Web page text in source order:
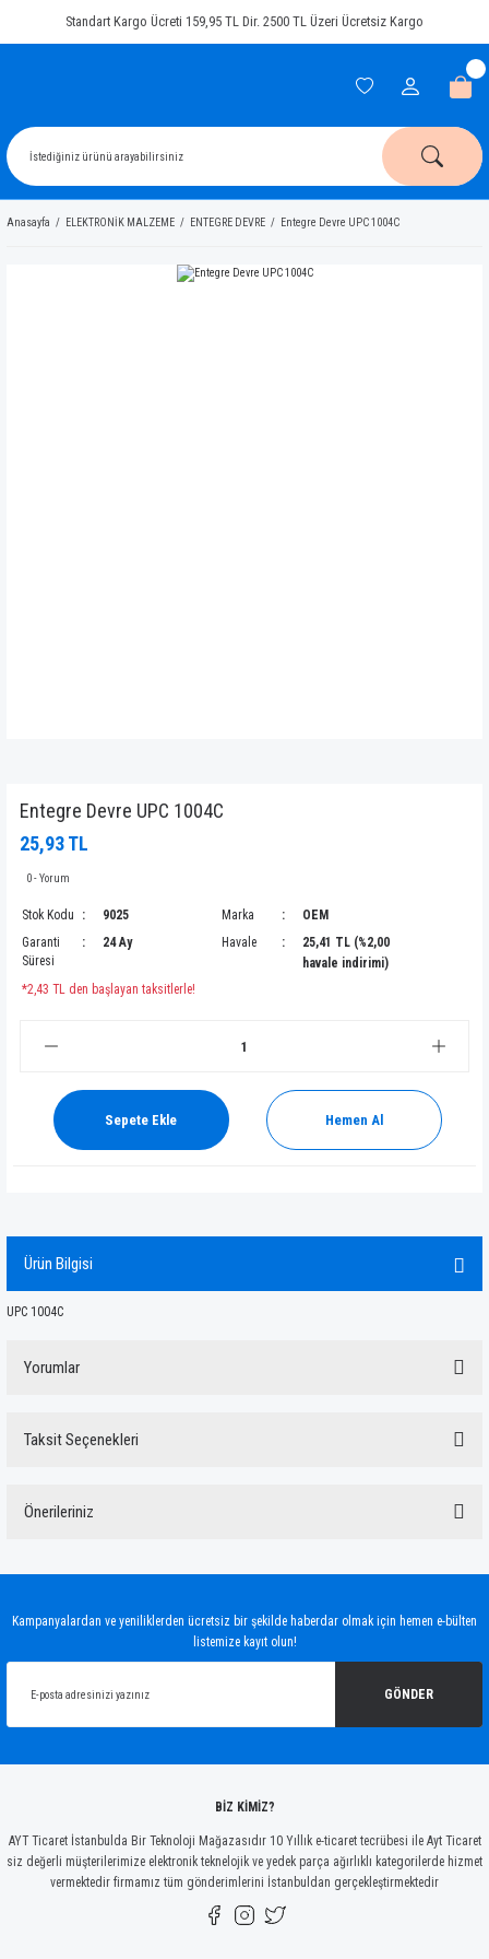
Standart Kargo Ücreti 159,95 TL Dir. 2500 TL Üzeri Ücretsiz Kargo
Anasayfa ELEKTRONİK MALZEME ENTEGRE DEVRE Entegre Devre UPC 1004C
Entegre Devre UPC 1004C
25,93 TL
0 - Yorum
Stok Kodu 9025 Marka
OEM
Garanti
Süresi
24 Ay Havale
25,41 TL (%2,00
havale indirimi)
*2,43 TL den başlayan taksitlerle!
Sepete Ekle Hemen Al
Ürün Bilgisi
UPC 1004C
Yorumlar
Taksit Seçenekleri
Önerileriniz
Ürün açıklamasında eksik bilgiler bulunuyor.
Gönder
Kampanyalardan ve yeniliklerden ücretsiz bir şekilde haberdar olmak için hemen e-bülten
listemize kayıt olun!
GÖNDER
BİZ KİMİZ?
AYT Ticaret İstanbulda Bir Teknoloji Mağazasıdır 10 Yıllık e-ticaret tecrübesi ile Ayt Ticaret
siz değerli müşterilerimize elektronik teknelojik ve yedek parça ağırlıklı kategorilerde hizmet
vermektedir firmamız tüm gönderimlerini İstanbuldan gerçekleştirmektedir